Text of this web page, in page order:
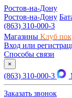
Ростов-на-Дону
Ростов-на-Дону
(863) 310-000-3
Магазины Клуб
Вход или
Способы связи
×
(863) 310-000-3
Заказать звонок